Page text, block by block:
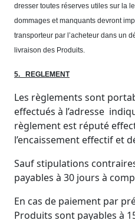
dresser toutes réserves utiles sur la
dommages et manquants devront
transporteur par l’acheteur dans un
livraison des Produits.
5. REGLEMENT
Les règlements sont
effectués à l’adresse
règlement est réputé
l’encaissement effectif et
Sauf stipulations
payables à 30 jours à
En cas de paiement par
Produits sont payables à